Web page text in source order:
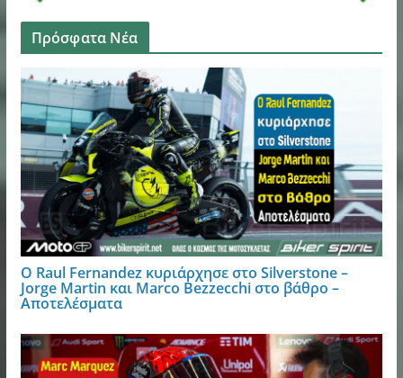
Πρόσφατα Νέα
Ο Raul Fernandez κυριάρχησε στο Silverstone –
Jorge Martin και Marco Bezzecchi στο βάθρο –
Αποτελέσματα